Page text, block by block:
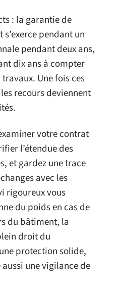
: la garantie de
pendant un
pendant deux ans,
dix ans à compter
Une fois ces
recours deviennent
votre contrat
l’étendue des
et gardez une trace
avec les
rigoureux vous
du poids en cas de
du bâtiment, la
droit du
protection solide,
une vigilance de